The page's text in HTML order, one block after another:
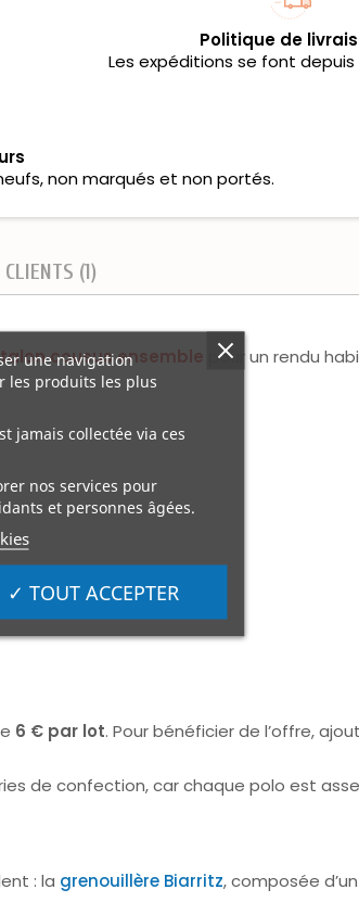
Politique de
Les expéditions se font depuis
non marqués et non portés.
(1)
cousus ensemble pour un rendu
6 € par lot. Pour bénéficier de l’offre,
de confection, car chaque polo est
: la grenouillère Biarritz, composée
une navigation
les produits les plus
jamais collectée via ces
nos services pour
et personnes âgées.
✓ TOUT ACCEPTER